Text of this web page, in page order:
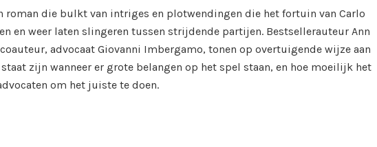
roman die bulkt van intriges en plotwendingen die het fortuin van Carlo
en weer laten slingeren tussen strijdende partijen. Bestsellerauteur Ann
advocaat Giovanni Imbergamo, tonen op overtuigende wijze aan
zijn wanneer er grote belangen op het spel staan, en hoe moeilijk het
om het juiste te doen.